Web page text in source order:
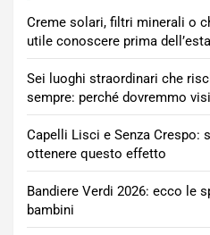
Creme solari, filtri minerali o
utile conoscere prima
Sei luoghi straordinari che
sempre: perché dovremmo
Capelli Lisci e Senza Crespo:
ottenere questo effetto
Bandiere Verdi 2026: ecco le
bambini